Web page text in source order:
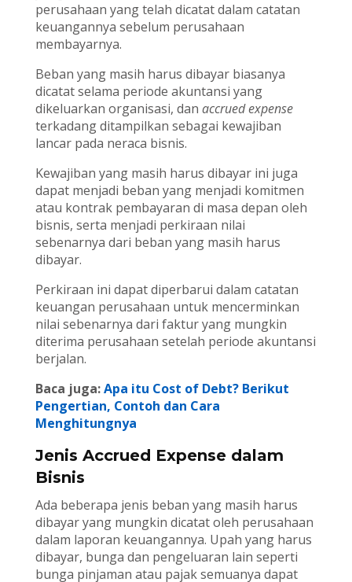
perusahaan yang telah dicatat dalam catatan
keuangannya sebelum perusahaan
membayarnya.
Beban yang masih harus dibayar biasanya
dicatat selama periode akuntansi yang
dikeluarkan organisasi, dan accrued expense
terkadang ditampilkan sebagai kewajiban
lancar pada neraca bisnis.
Kewajiban yang masih harus dibayar ini juga
dapat menjadi beban yang menjadi komitmen
atau kontrak pembayaran di masa depan oleh
bisnis, serta menjadi perkiraan nilai
sebenarnya dari beban yang masih harus
dibayar.
Perkiraan ini dapat diperbarui dalam catatan
keuangan perusahaan untuk mencerminkan
nilai sebenarnya dari faktur yang mungkin
diterima perusahaan setelah periode akuntansi
berjalan.
Baca juga:Apa itu Cost of Debt? Berikut
Pengertian, Contoh dan Cara
Menghitungnya
Jenis Accrued Expense dalam
Bisnis
Ada beberapa jenis beban yang masih harus
dibayar yang mungkin dicatat oleh perusahaan
dalam laporan keuangannya. Upah yang harus
dibayar, bunga dan pengeluaran lain seperti
bunga pinjaman atau pajak semuanya dapat